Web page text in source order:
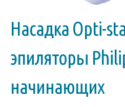
Насадка Opti-
эпиляторы
начинающих